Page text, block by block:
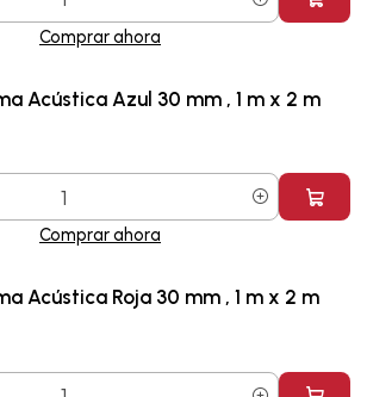
Comprar ahora
Acústica Azul 30 mm , 1 m x 2 m
Comprar ahora
Acústica Roja 30 mm , 1 m x 2 m